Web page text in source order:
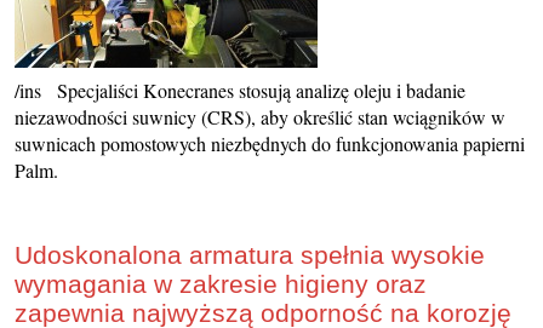
/ins Specjaliści Konecranes stosują analizę oleju i badanie
niezawodności suwnicy (CRS), aby określić stan wciągników w
suwnicach pomostowych niezbędnych do funkcjonowania papierni
Palm.
Udoskonalona armatura spełnia wysokie
wymagania w zakresie higieny oraz
zapewnia najwyższą odporność na korozję